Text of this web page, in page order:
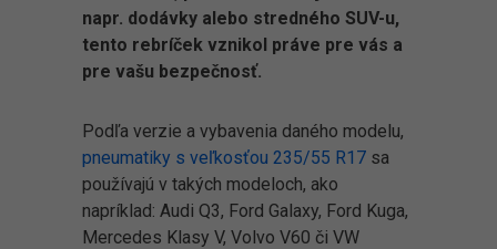
napr. dodávky alebo stredného SUV-u,
tento rebríček vznikol práve pre vás a
pre vašu bezpečnosť.
Podľa verzie a vybavenia daného modelu,
pneumatiky s veľkosťou 235/55 R17 sa
používajú v takých modeloch, ako
napríklad: Audi Q3, Ford Galaxy, Ford Kuga,
Mercedes Klasy V, Volvo V60 či VW